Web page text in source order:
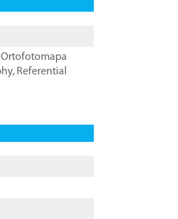
Ortofotomapa
, Referential